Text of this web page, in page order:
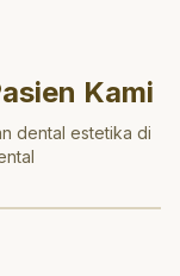
Kami
dental estetika di